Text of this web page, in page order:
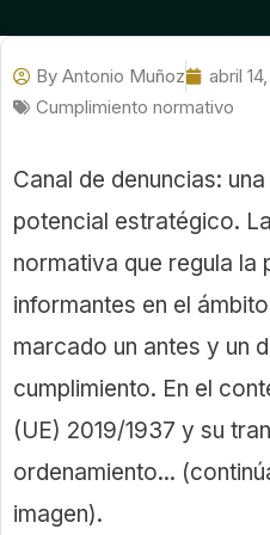
By Antonio Muñoz
abril
Cumplimiento normativo
Canal de denuncias:
potencial estratégico.
normativa que regula la
informantes en el
marcado un antes y un
cumplimiento. En el
(UE) 2019/1937 y su
ordenamiento...
imagen).